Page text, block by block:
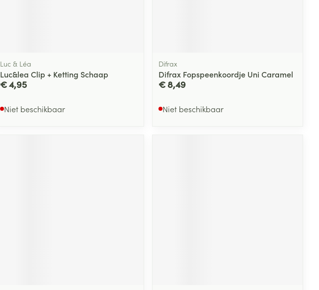
Luc & Léa
Luc&lea Clip + Ketting Schaap
€ 4,95
Niet beschikbaar
Difrax
Difrax Fopspeenkoordje Uni Caramel
€ 8,49
Niet beschikbaar